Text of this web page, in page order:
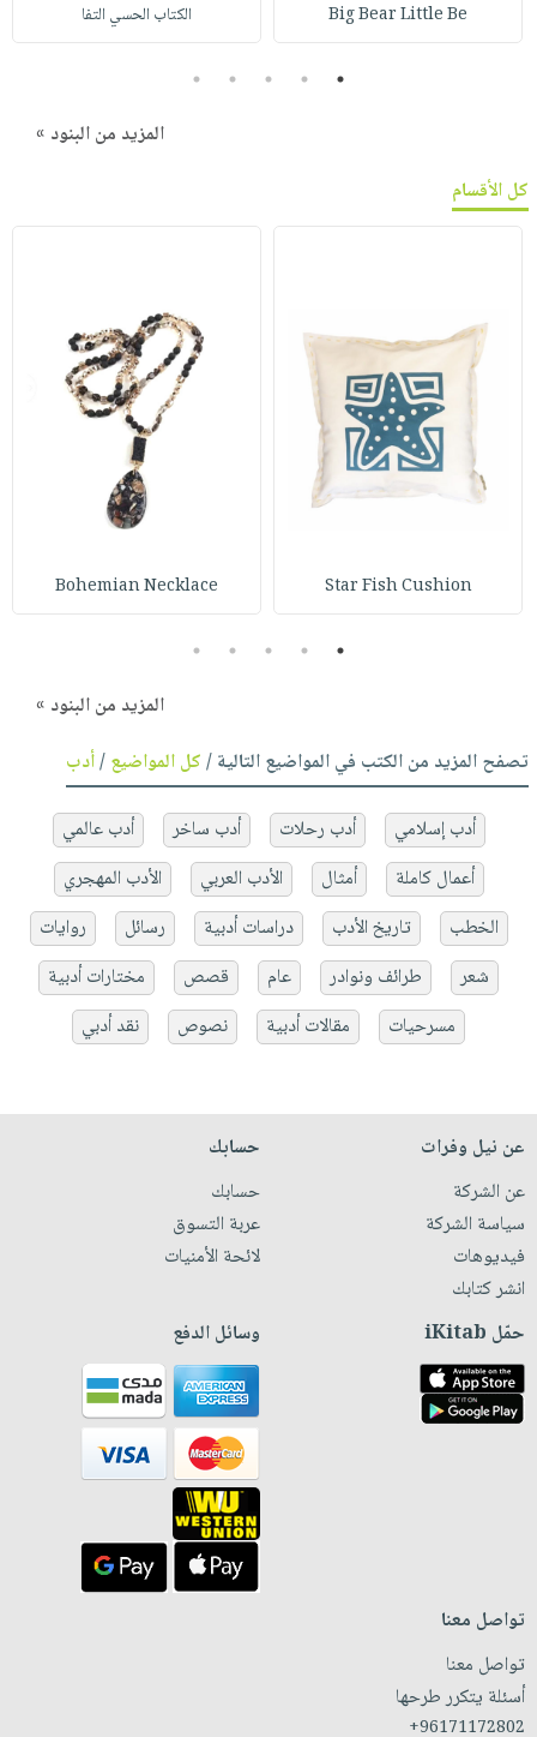
Big Bear Little Be الكتاب الحسي التفا
1
2
3
4
5
المزيد من البنود »
كل الأقسام
Star Fish Cushion
Bohemian Necklace
1
2
3
4
5
المزيد من البنود »
تصفح المزيد من الكتب في المواضيع التالية /كل المواضيع/أدب
أدب إسلامي أدب رحلات أدب ساخر
أدب عالمي
أعمال كاملة
أمثال الأدب العربي
الأدب المهجري
الخطب
تاريخ الأدب دراسات أدبية رسائل
روايات
شعر
طرائف ونوادر عام قصص
مختارات أدبية
مسرحيات
مقالات أدبية نصوص نقد أدبي
عن نيل وفرات
عن الشركة
سياسة الشركة
فيديوهات
انشر كتابك
حسابك
حسابك
عربة التسوق
لائحة الأمنيات
حمّل iKitab وسائل الدفع
تواصل معنا
تواصل معنا
أسئلة يتكرر طرحها
+96171172802